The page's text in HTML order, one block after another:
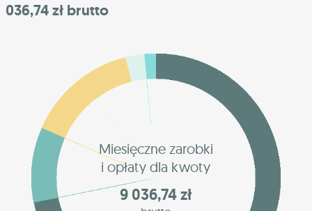
036,74 zł brutto
Miesięczne zarobki
i opłaty dla kwoty
9 036,74 zł